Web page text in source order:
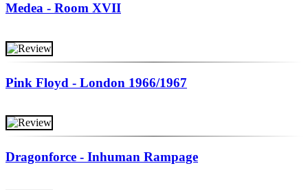
Medea - Room XVII
Pink Floyd - London 1966/1967
Dragonforce - Inhuman Rampage